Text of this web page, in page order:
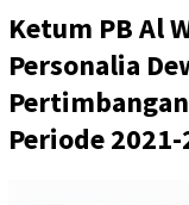
Ketum PB Al
Personalia
Periode